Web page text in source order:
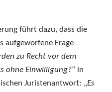
führt dazu, dass die
aufgeworfene Frage
zu Recht vor dem
ohne Einwilligung?“ in
Juristenantwort: „Es